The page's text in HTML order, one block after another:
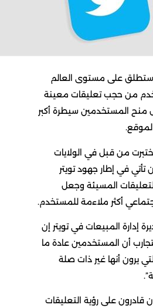
ستطلق على مستوى العالم
من حجب تعليقات معينة
منح المستخدمين سيطرة أكبر
من قبل في الولايات
تأتي في إطار جهود تويتر
المسيئة وجعل
أكثر ملاءمة للمستخدم.
إدارة المبيعات في تويتر إن
أن المستخدمين عادة ما
يرون أنها غير ذات صلة
على رؤية التعليقات